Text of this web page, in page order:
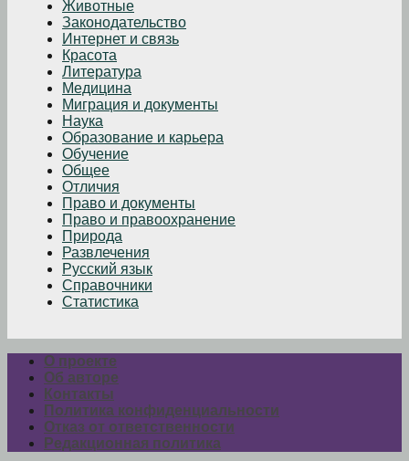
Животные
Законодательство
Интернет и связь
Красота
Литература
Медицина
Миграция и документы
Наука
Образование и карьера
Обучение
Общее
Отличия
Право и документы
Право и правоохранение
Природа
Развлечения
Русский язык
Справочники
Статистика
О проекте
Об авторе
Контакты
Политика конфиденциальности
Отказ от ответственности
Редакционная политика